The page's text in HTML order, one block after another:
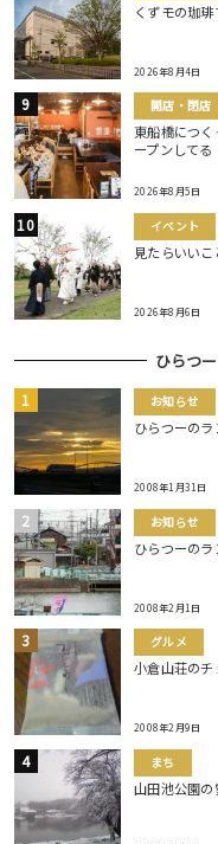
くずモの珈
2026年8月4日
開店・閉店
東船橋につ
ープンしてる
2026年8月5日
イベント
見たらいい
2026年8月6日
ひらつ
お知らせ
ひらつーの
2008年1月31日
お知らせ
ひらつーのラ
2008年2月1日
グルメ
小倉山荘の
2008年2月9日
まち
山田池公園